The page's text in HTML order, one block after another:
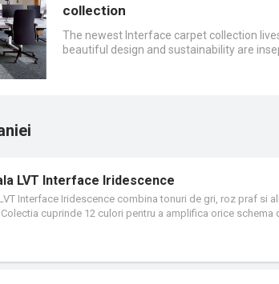
collection
The newest Interface carpet collection
beautiful design and sustainability are
LVT Interface Iridescence
Interface Iridescence combina tonuri de gri, roz praf si
cuprinde 12 culori pentru a amplifica orice